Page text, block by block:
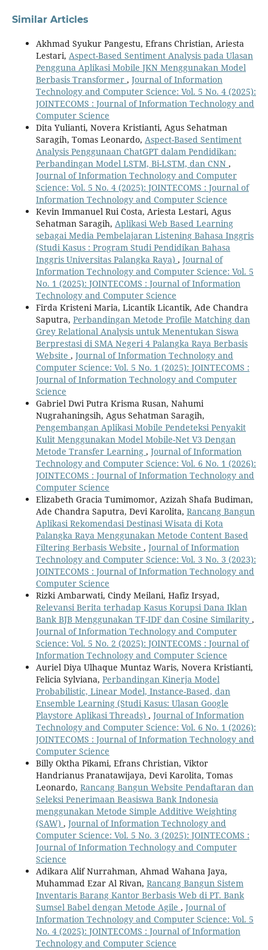
Similar Articles
Akhmad Syukur Pangestu, Efrans Christian, Ariesta
Lestari, Aspect-Based Sentiment Analysis pada Ulasan
Pengguna Aplikasi Mobile JKN Menggunakan Model
Berbasis Transformer , Journal of Information
Technology and Computer Science: Vol. 5 No. 4 (2025):
JOINTECOMS : Journal of Information Technology and
Computer Science
Dita Yulianti, Novera Kristianti, Agus Sehatman
Saragih, Tomas Leonardo, Aspect-Based Sentiment
Analysis Penggunaan ChatGPT dalam Pendidikan:
Perbandingan Model LSTM, Bi-LSTM, dan CNN ,
Journal of Information Technology and Computer
Science: Vol. 5 No. 4 (2025): JOINTECOMS : Journal of
Information Technology and Computer Science
Kevin Immanuel Rui Costa, Ariesta Lestari, Agus
Sehatman Saragih, Aplikasi Web Based Learning
sebagai Media Pembelajaran Listening Bahasa Inggris
(Studi Kasus : Program Studi Pendidikan Bahasa
Inggris Universitas Palangka Raya) , Journal of
Information Technology and Computer Science: Vol. 5
No. 1 (2025): JOINTECOMS : Journal of Information
Technology and Computer Science
Firda Kristeni Maria, Licantik Licantik, Ade Chandra
Saputra, Perbandingan Metode Profile Matching dan
Grey Relational Analysis untuk Menentukan Siswa
Berprestasi di SMA Negeri 4 Palangka Raya Berbasis
Website , Journal of Information Technology and
Computer Science: Vol. 5 No. 1 (2025): JOINTECOMS :
Journal of Information Technology and Computer
Science
Gabriel Dwi Putra Krisma Rusan, Nahumi
Nugrahaningsih, Agus Sehatman Saragih,
Pengembangan Aplikasi Mobile Pendeteksi Penyakit
Kulit Menggunakan Model Mobile-Net V3 Dengan
Metode Transfer Learning , Journal of Information
Technology and Computer Science: Vol. 6 No. 1 (2026):
JOINTECOMS : Journal of Information Technology and
Computer Science
Elizabeth Gracia Tumimomor, Azizah Shafa Budiman,
Ade Chandra Saputra, Devi Karolita, Rancang Bangun
Aplikasi Rekomendasi Destinasi Wisata di Kota
Palangka Raya Menggunakan Metode Content Based
Filtering Berbasis Website , Journal of Information
Technology and Computer Science: Vol. 3 No. 3 (2023):
JOINTECOMS : Journal of Information Technology and
Computer Science
Rizki Ambarwati, Cindy Meilani, Hafiz Irsyad,
Relevansi Berita terhadap Kasus Korupsi Dana Iklan
Bank BJB Menggunakan TF-IDF dan Cosine Similarity ,
Journal of Information Technology and Computer
Science: Vol. 5 No. 2 (2025): JOINTECOMS : Journal of
Information Technology and Computer Science
Auriel Diya Ulhaque Muntaz Waris, Novera Kristianti,
Felicia Sylviana, Perbandingan Kinerja Model
Probabilistic, Linear Model, Instance-Based, dan
Ensemble Learning (Studi Kasus: Ulasan Google
Playstore Aplikasi Threads) , Journal of Information
Technology and Computer Science: Vol. 6 No. 1 (2026):
JOINTECOMS : Journal of Information Technology and
Computer Science
Billy Oktha Pikami, Efrans Christian, Viktor
Handrianus Pranatawijaya, Devi Karolita, Tomas
Leonardo, Rancang Bangun Website Pendaftaran dan
Seleksi Penerimaan Beasiswa Bank Indonesia
menggunakan Metode Simple Additive Weighting
(SAW) , Journal of Information Technology and
Computer Science: Vol. 5 No. 3 (2025): JOINTECOMS :
Journal of Information Technology and Computer
Science
Adikara Alif Nurrahman, Ahmad Wahana Jaya,
Muhammad Ezar Al Rivan, Rancang Bangun Sistem
Inventaris Barang Kantor Berbasis Web di PT. Bank
Sumsel Babel dengan Metode Agile , Journal of
Information Technology and Computer Science: Vol. 5
No. 4 (2025): JOINTECOMS : Journal of Information
Technology and Computer Science